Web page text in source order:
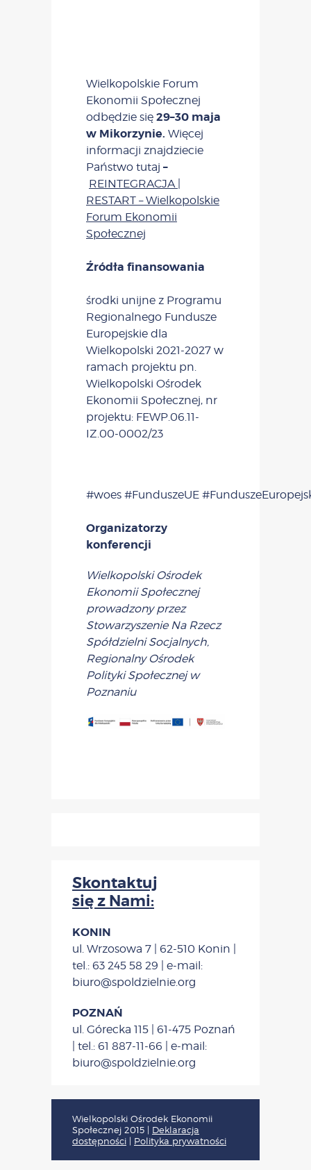
Wielkopolskie Forum
Ekonomii Społecznej
odbędzie się 29–30 maja
w Mikorzynie. Więcej
informacji znajdziecie
Państwo tutaj –
REINTEGRACJA |
RESTART – Wielkopolskie
Forum Ekonomii
Społecznej
Źródła finansowania
środki unijne z Programu
Regionalnego Fundusze
Europejskie dla
Wielkopolski 2021-2027 w
ramach projektu pn.
Wielkopolski Ośrodek
Ekonomii Społecznej, nr
projektu: FEWP.06.11-
IZ.00-0002/23
#woes #FunduszeUE
Organizatorzy
konferencji
Wielkopolski Ośrodek
Ekonomii Społecznej
prowadzony przez
Stowarzyszenie Na Rzecz
Spółdzielni Socjalnych,
Regionalny Ośrodek
Polityki Społecznej w
Poznaniu
Skontaktuj
się z Nami:
KONIN
ul. Wrzosowa 7 | 62-510 Konin |
tel.: 63 245 58 29 | e-mail:
biuro@spoldzielnie.org
POZNAŃ
ul. Górecka 115 | 61-475 Poznań
| tel.: 61 887-11-66 | e-mail:
biuro@spoldzielnie.org
Wielkopolski Ośrodek Ekonomii
Społecznej 2015 | Deklaracja
dostępności | Polityka prywatności